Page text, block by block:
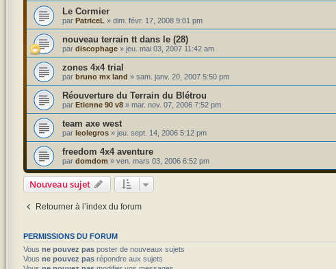
Le Cormier
par PatriceL » dim. févr. 17, 2008 9:01 pm
nouveau terrain tt dans le (28)
par discophage» jeu. mai 03, 2007 11:42 am
zones 4x4 trial
par bruno mx land » sam. janv. 20, 2007 5:50 pm
Réouverture du Terrain du Blétrou
par Etienne 90 v8» mar. nov. 07, 2006 7:52 pm
team axe west
par leolegros» jeu. sept. 14, 2006 5:12 pm
freedom 4x4 aventure
par domdom » ven. mars 03, 2006 6:52 pm
Nouveau sujet
Retourner à l’index du forum
PERMISSIONS DU FORUM
Vous ne pouvez pasposter de nouveaux sujets
Vous ne pouvez pasrépondre aux sujets